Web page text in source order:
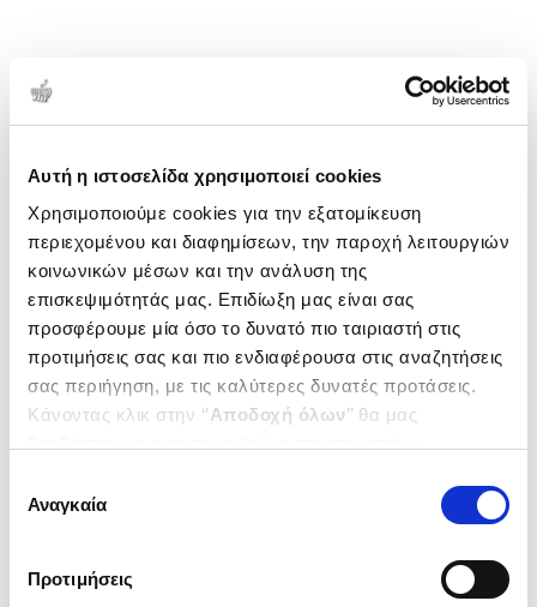
Αυτή η ιστοσελίδα χρησιμοποιεί cookies
Χρησιμοποιούμε cookies για την εξατομίκευση
περιεχομένου και διαφημίσεων, την παροχή λειτουργιών
κοινωνικών μέσων και την ανάλυση της
επισκεψιμότητάς μας. Επιδίωξη μας είναι σας
προσφέρουμε μία όσο το δυνατό πιο ταιριαστή στις
προτιμήσεις σας και πιο ενδιαφέρουσα στις αναζητήσεις
σας περιήγηση, με τις καλύτερες δυνατές προτάσεις.
Κάνοντας κλικ στην ‘’Αποδοχή όλων’’ θα μας
ενδιαφέρουν και να επιλέξετε από τα παρακάτω με την
΄΄και να ενημερωθείτε σχετικά με
συγκατάθεσης
Αναγκαία
Προτιμήσεις